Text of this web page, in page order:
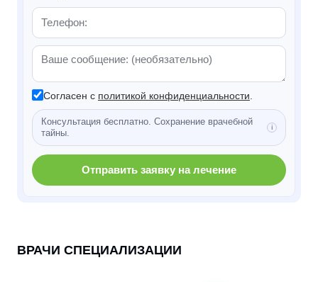
Согласен с политикой конфиденциальности
Консультация бесплатно. Сохранение врачебной
тайны.
Отправить заявку на лечение
ВРАЧИ СПЕЦИАЛИЗАЦИИ